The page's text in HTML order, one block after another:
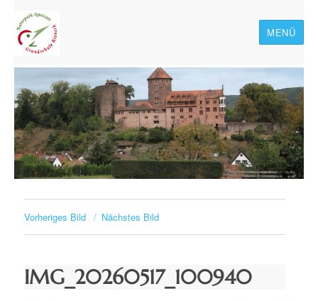
MENÜ
Vorheriges Bild Nächstes Bild
IMG_20260517_100940